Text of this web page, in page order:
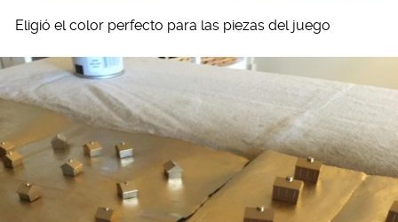
Eligió el color perfecto para las piezas del juego